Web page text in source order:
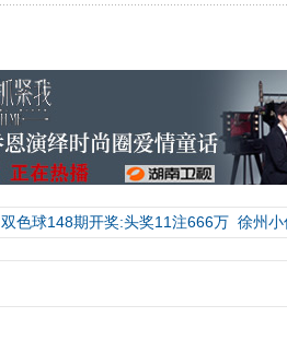
双色球148期开奖:头奖11注666万 徐州